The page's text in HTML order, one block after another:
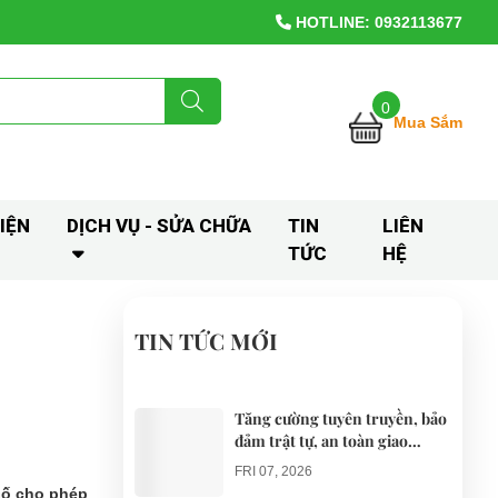
HOTLINE: 0932113677
0
Mua Sắm
DỊCH VỤ - SỬA CHỮA
TIN
TỨC
LIÊN
HỆ
cho phép
TIN TỨC MỚI
Tăng cường tuyên truyền, bảo
đảm trật tự, an toàn giao
thông khi thí điểm xe điện 4
bánh phục vụ du lịch
FRI 07, 2026